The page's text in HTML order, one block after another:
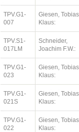
TPV.G1-
007
Giesen, Tobias
Klaus:
TPV.S1-
017LM
Schneider,
Joachim F.W.:
TPV.G1-
023
Giesen, Tobias
Klaus:
TPV.G1-
021S
Giesen, Tobias
Klaus:
TPV.G1-
022
Giesen, Tobias
Klaus: